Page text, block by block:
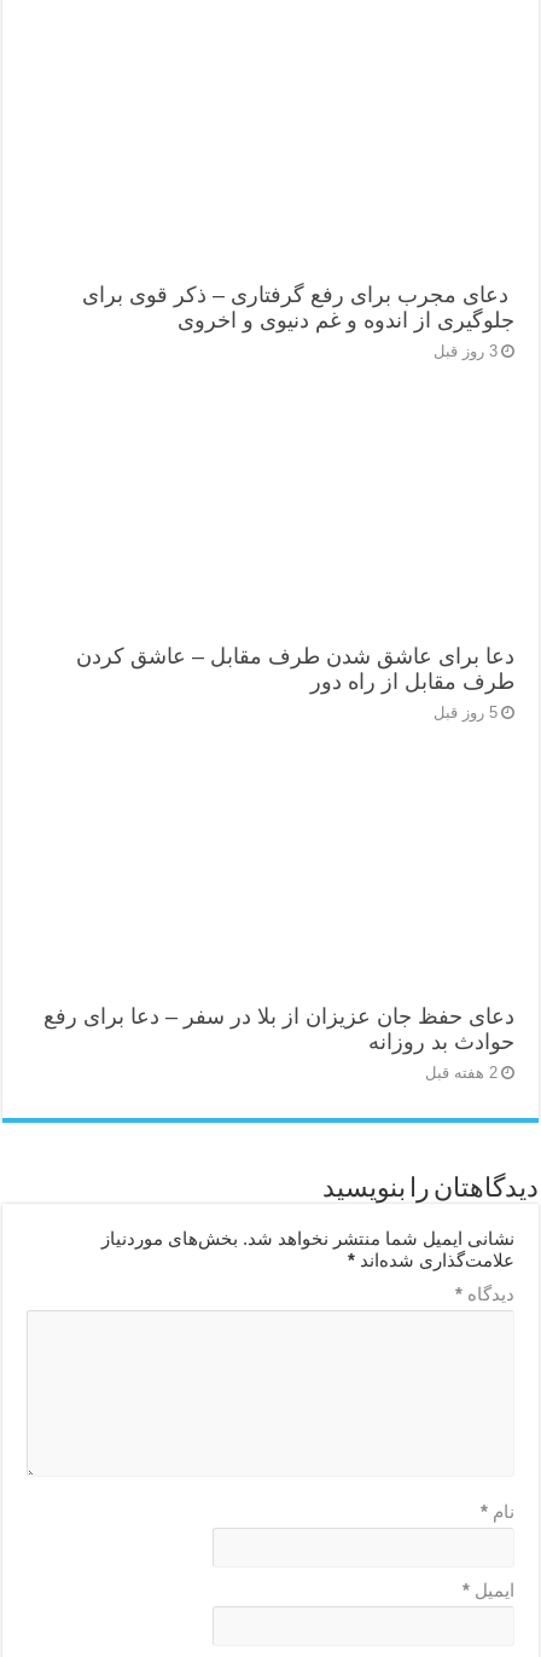
دعای مجرب برای رفع گرفتاری – ذکر قوی برای
جلوگیری از اندوه و غم دنیوی و اخروی
3 روز قبل
دعا برای عاشق شدن طرف مقابل – عاشق کردن
طرف مقابل از راه دور
5 روز قبل
دعای حفظ جان عزیزان از بلا در سفر – دعا برای رفع
حوادث بد روزانه
2 هفته قبل
دیدگاهتان را بنویسید
نشانی ایمیل شما منتشر نخواهد شد. بخش‌های موردنیاز
علامت‌گذاری شده‌اند*
دیدگاه*
نام*
ایمیل*